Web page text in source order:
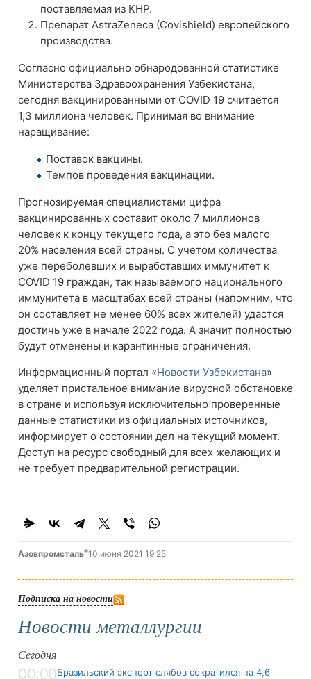
поставляемая из КНР.
Препарат AstraZeneca (Covishield) европейского
производства.
Согласно официально обнародованной статистике
Министерства Здравоохранения Узбекистана,
сегодня вакцинированными от COVID 19 считается
1,3 миллиона человек. Принимая во внимание
наращивание:
Поставок вакцины.
Темпов проведения вакцинации.
Прогнозируемая специалистами цифра
вакцинированных составит около 7 миллионов
человек к концу текущего года, а это без малого
20% населения всей страны. С учетом количества
уже переболевших и выработавших иммунитет к
COVID 19 граждан, так называемого национального
иммунитета в масштабах всей страны (напомним, что
он составляет не менее 60% всех жителей) удастся
достичь уже в начале 2022 года. А значит полностью
будут отменены и карантинные ограничения.
Информационный портал «Новости Узбекистана»
уделяет пристальное внимание вирусной обстановке
в стране и используя исключительно проверенные
данные статистики из официальных источников,
информирует о состоянии дел на текущий момент.
Доступ на ресурс свободный для всех желающих и
не требует предварительной регистрации.
Азовпромсталь®10 июня 2021 19:25
Подписка на новости
Новости металлургии
Сегодня
00:00Бразильский экспорт слябов сократился на 4,6